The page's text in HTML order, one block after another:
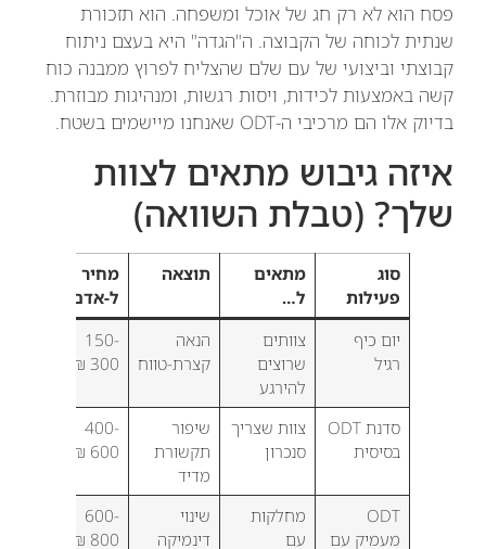
פסח הוא לא רק חג של אוכל ומשפחה. הוא תזכורת
שנתית לכוחה של הקבוצה. ה"הגדה" היא בעצם ניתוח
קבוצתי וביצועי של עם שלם שהצליח לפרוץ ממבנה כוח
קשה באמצעות לכידות, ויסות רגשות, ומנהיגות מבוזרת.
בדיוק אלו הם מרכיבי ה-ODT שאנחנו מיישמים בשטח.
איזה גיבוש מתאים לצוות
שלך? (טבלת השוואה)
סוג
פעילות
מתאים
ל…
תוצאה
מחיר
ל-אדם
יום כיף
רגיל
צוותים
שרוצים
להירגע
הנאה
קצרת-טווח
150-
300 ₪
סדנת ODT
בסיסית
צוות שצריך
סנכרון
שיפור
תקשורת
מדיד
400-
600 ₪
ODT
מעמיק עם
מחלקות
עם
שינוי
דינמיקה
600-
800 ₪